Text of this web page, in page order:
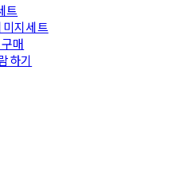
트
지세트
매
하기